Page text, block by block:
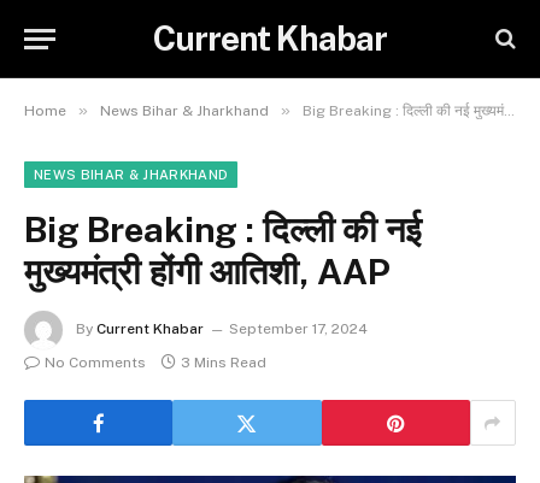
Current Khabar
Home » News Bihar & Jharkhand » Big Breaking : दिल्ली की नई मुख्यमंत्री होंगी आतिशी, AAP
NEWS BIHAR & JHARKHAND
Big Breaking : दिल्ली की नई
मुख्यमंत्री होंगी आतिशी, AAP
By Current Khabar
September 17, 2024
No Comments
3 Mins Read